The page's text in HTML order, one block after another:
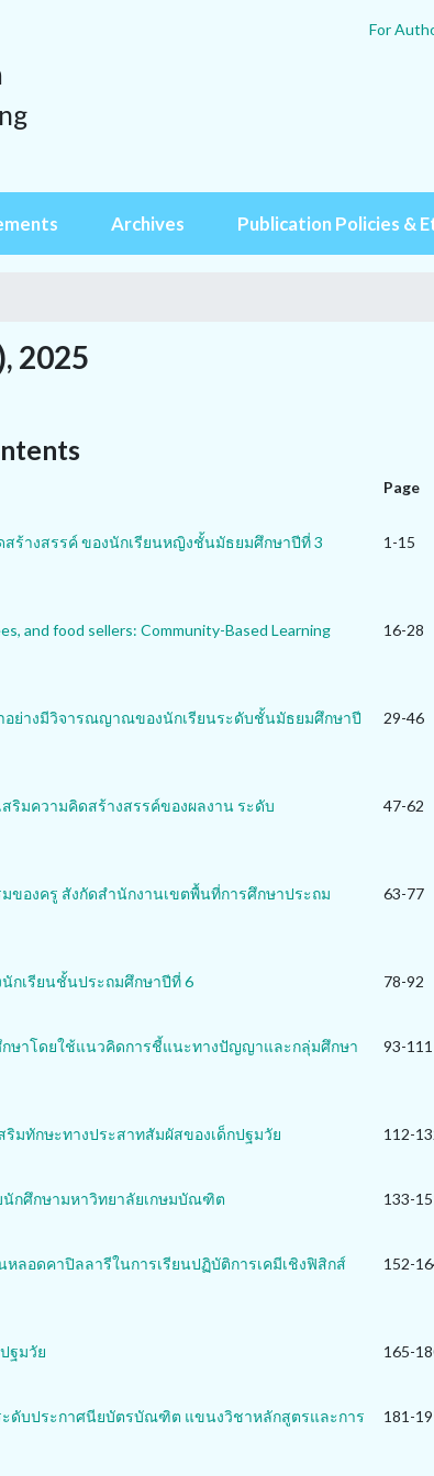
For
Archives Publication Policies &
2025
Page
ร้างสรรค์ ของนักเรียนหญิงชั้นมัธยมศึกษาปีที่ 3
1-15
and food sellers: Community-Based Learning
16-28
อย่างมีวิจารณญาณของนักเรียนระดับชั้นมัธยมศึกษาปี
29-46
ริมความคิดสร้างสรรค์ของผลงาน ระดับ
47-62
ของครู สังกัดสำนักงานเขตพื้นที่การศึกษาประถม
63-77
กเรียนชั้นประถมศึกษาปีที่ 6
78-92
กษาโดยใช้แนวคิดการชี้แนะทางปัญญาและกลุ่มศึกษา
93-111
มทักษะทางประสาทสัมผัสของเด็กปฐมวัย
112-
นักศึกษามหาวิทยาลัยเกษมบัณฑิต
133-
ลอดคาปิลลารีในการเรียนปฏิบัติการเคมีเชิงฟิสิกส์
152-
ฐมวัย
165-
ะดับประกาศนียบัตรบัณฑิต แขนงวิชาหลักสูตรและการ
181-